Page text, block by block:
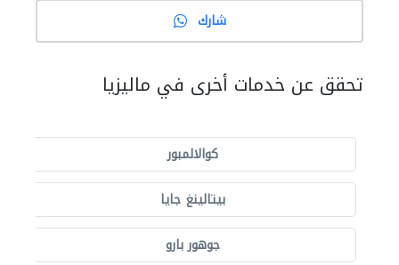
شارك
تحقق عن خدمات أخرى في ماليزيا
كوالالمبور
بيتالينغ جايا
جوهور بارو